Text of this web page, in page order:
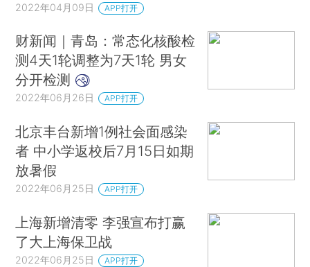
2022年04月09日 APP打开
财新闻｜青岛：常态化核酸检
测4天1轮调整为7天1轮 男女
分开检测
2022年06月26日 APP打开
北京丰台新增1例社会面感染
者 中小学返校后7月15日如期
放暑假
2022年06月25日 APP打开
上海新增清零 李强宣布打赢
了大上海保卫战
2022年06月25日 APP打开